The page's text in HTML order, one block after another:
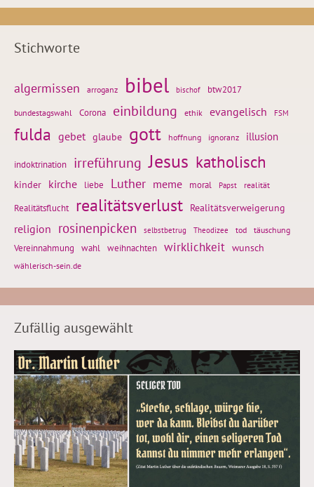
Stichworte
algermissen arroganz bibel bischof btw2017
bundestagswahl Corona einbildung ethik evangelisch FSM
fulda gebet glaube gott hoffnung ignoranz illusion
indoktrination irreführung Jesus katholisch
kinder kirche liebe Luther meme moral Papst realität
Realitätsflucht realitätsverlust Realitätsverweigerung
religion rosinenpicken selbstbetrug Theodizee tod täuschung
Vereinnahmung wahl weihnachten wirklichkeit wunsch
wählerisch-sein.de
Zufällig ausgewählt